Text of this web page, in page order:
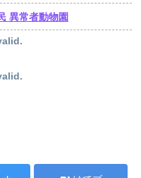
異常者動物園